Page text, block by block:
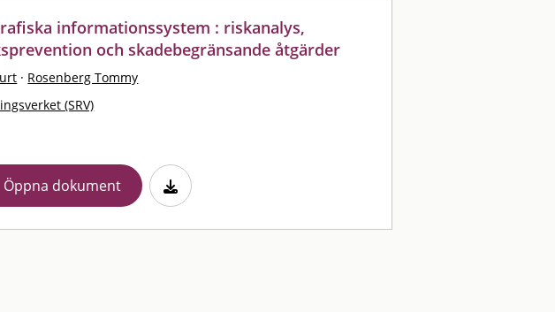
informationssystem : riskanalys,
och skadebegränsande åtgärder
· Rosenberg Tommy
(SRV)
Öppna dokument